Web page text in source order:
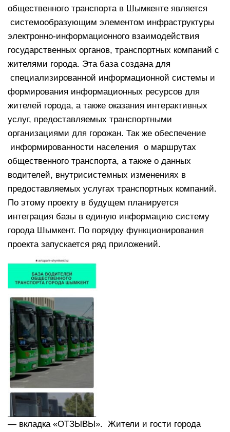
общественного транспорта в Шымкенте является
системообразующим элементом инфраструктуры
электронно-информационного взаимодействия
государственных органов, транспортных компаний с
жителями города. Эта база создана для
специализированной информационной системы и
формирования информационных ресурсов для
жителей города, а также оказания интерактивных
услуг, предоставляемых транспортными
организациями для горожан. Так же обеспечение
информированности населения о маршрутах
общественного транспорта, а также о данных
водителей, внутрисистемных изменениях в
предоставляемых услугах транспортных компаний.
По этому проекту в будущем планируется
интеграция базы в единую информацию систему
города Шымкент. По порядку функционирования
проекта запускается ряд приложений.
— вкладка «ОТЗЫВЫ». Жители и гости города